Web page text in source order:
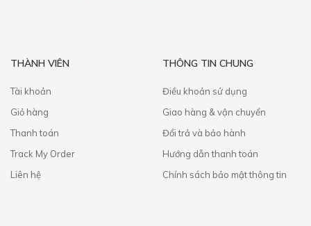
THÀNH VIÊN
Tài khoản
Giỏ hàng
Thanh toán
Track My Order
Liên hệ
THÔNG TIN CHUNG
Điều khoản sử dụng
Giao hàng & vận chuyển
​Đổi trả và bảo hành
Hướng dẫn thanh toán
Chính sách bảo mật thông tin